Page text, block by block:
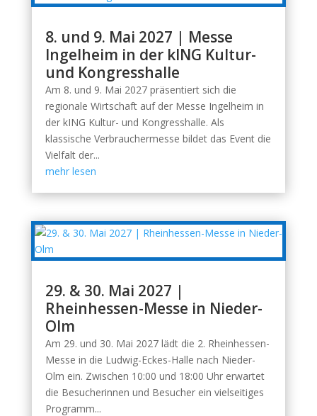
8. und 9. Mai 2027 | Messe
Ingelheim in der kING Kultur-
und Kongresshalle
Am 8. und 9. Mai 2027 präsentiert sich die
regionale Wirtschaft auf der Messe Ingelheim in
der kING Kultur- und Kongresshalle. Als
klassische Verbrauchermesse bildet das Event die
Vielfalt der...
mehr lesen
29. & 30. Mai 2027 |
Rheinhessen-Messe in Nieder-
Olm
Am 29. und 30. Mai 2027 lädt die 2. Rheinhessen-
Messe in die Ludwig-Eckes-Halle nach Nieder-
Olm ein. Zwischen 10:00 und 18:00 Uhr erwartet
die Besucherinnen und Besucher ein vielseitiges
Programm...